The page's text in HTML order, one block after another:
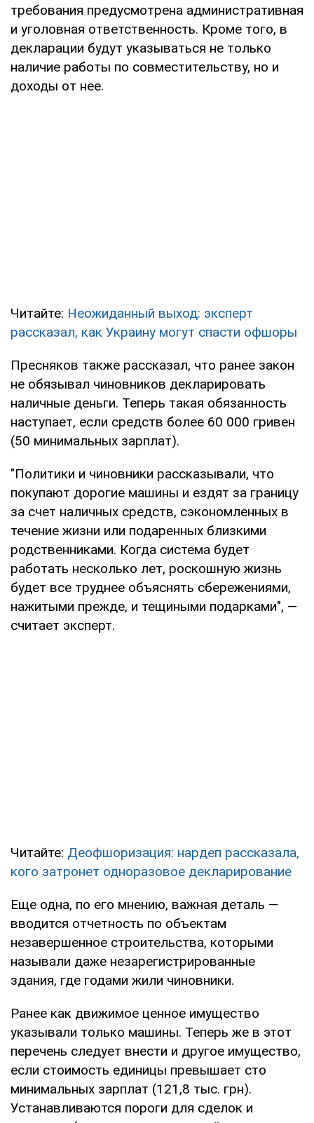
требования предусмотрена административная
и уголовная ответственность. Кроме того, в
декларации будут указываться не только
наличие работы по совместительству, но и
доходы от нее.
Читайте: Неожиданный выход: эксперт
рассказал, как Украину могут спасти офшоры
Пресняков также рассказал, что ранее закон
не обязывал чиновников декларировать
наличные деньги. Теперь такая обязанность
наступает, если средств более 60 000 гривен
(50 минимальных зарплат).
"Политики и чиновники рассказывали, что
покупают дорогие машины и ездят за границу
за счет наличных средств, сэкономленных в
течение жизни или подаренных близкими
родственниками. Когда система будет
работать несколько лет, роскошную жизнь
будет все труднее объяснять сбережениями,
нажитыми прежде, и тещиными подарками", —
считает эксперт.
Читайте: Деофшоризация: нардеп рассказала,
кого затронет одноразовое декларирование
Еще одна, по его мнению, важная деталь —
вводится отчетность по объектам
незавершенное строительства, которыми
называли даже незарегистрированные
здания, где годами жили чиновники.
Ранее как движимое ценное имущество
указывали только машины. Теперь же в этот
перечень следует внести и другое имущество,
если стоимость единицы превышает сто
минимальных зарплат (121,8 тыс. грн).
Устанавливаются пороги для сделок и